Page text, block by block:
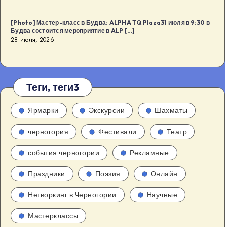
[Photo] Мастер-класс в Будва: ALPHA TQ Plaza31 июля в 9:30 в
Будва состоится мероприятие в ALP […]
28 июля, 2026
Теги, теги3
Ярмарки Экскурсии Шахматы
черногория Фестивали Театр
события черногории Рекламные
Праздники Поэзия Онлайн
Нетворкинг в Черногории Научные
Мастерклассы